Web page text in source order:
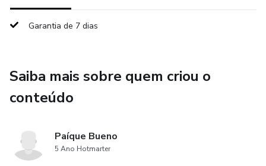
Garantia de 7 dias
Saiba mais sobre quem criou o
conteúdo
Paíque Bueno
5 Ano Hotmarter